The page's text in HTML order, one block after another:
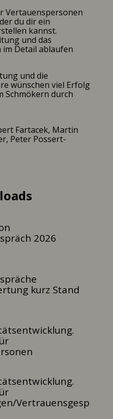
Vertauenspersonen
du dir ein
kannst.
und das
im Detail ablaufen
und die
wünschen viel Erfolg
Schmökern durch
Fartacek, Martin
Peter Possert-
2026
kurz Stand
Vertrauensgesp